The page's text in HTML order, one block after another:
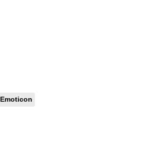
Emoticon